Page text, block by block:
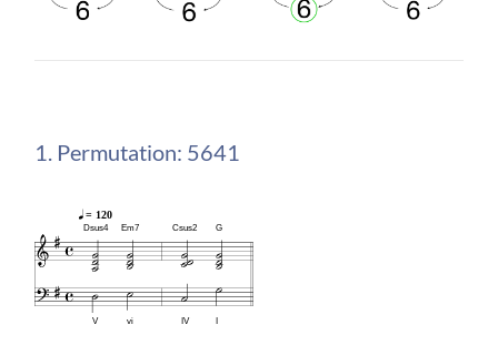
1. Permutation: 5641
= 120
Dsus4 Em7 Csus2 G
V vi IV I